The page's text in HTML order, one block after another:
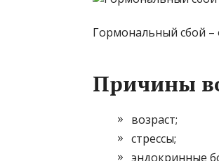
Гормональный сбой –
Причины
возраст;
стрессы;
эндокринные